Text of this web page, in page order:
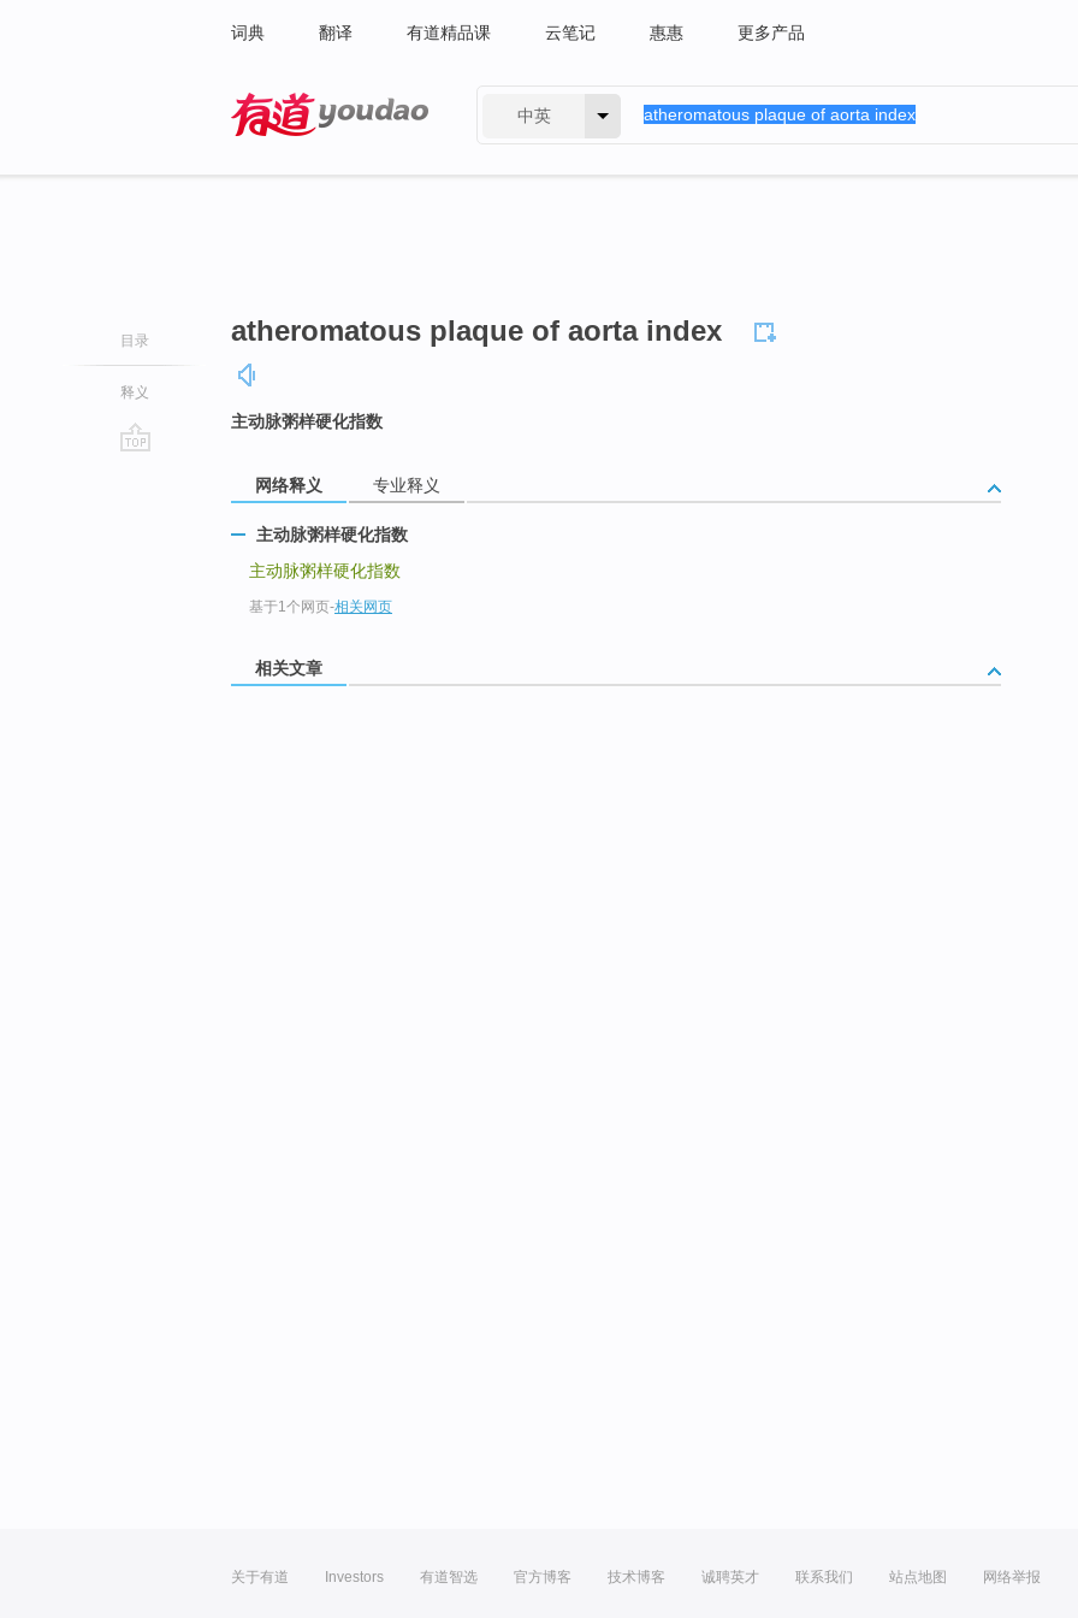
词典 翻译 有道精品课 云笔记 惠惠 更多产品
中英
目录
释义
atheromatous plaque of aorta index
主动脉粥样硬化指数
网络释义 专业释义
主动脉粥样硬化指数
主动脉粥样硬化指数
基于1个网页-相关网页
相关文章
关于有道 Investors 有道智选 官方博客 技术博客 诚聘英才 联系我们 站点地图 网络举报